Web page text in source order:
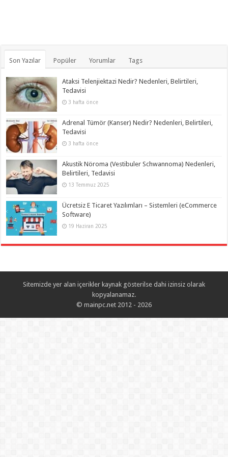
Son Yazılar Popüler Yorumlar Tags
Ataksi Telenjiektazi Nedir? Nedenleri, Belirtileri,
Tedavisi
3 hafta önce
Adrenal Tümör (Kanser) Nedir? Nedenleri, Belirtileri,
Tedavisi
3 hafta önce
Akustik Nöroma (Vestibuler Schwannoma) Nedenleri,
Belirtileri, Tedavisi
13 Temmuz 2025
Ücretsiz E Ticaret Yazılımları – Sistemleri (eCommerce
Software)
19 Haziran 2025
Sitemizde yer alan içerikler kaynak gösterilse dahi izinsiz olarak
kopyalanamaz.
© mainpc.net 2012 - 2026